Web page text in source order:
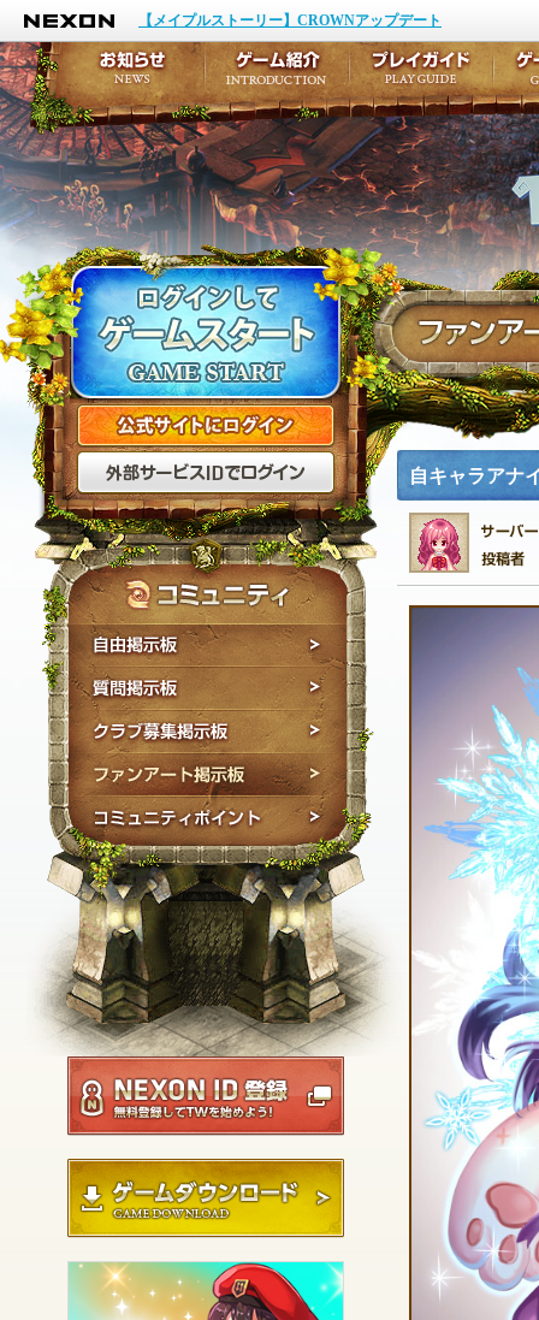
NEXON
【メイプルストーリー】CROWNアップデート
公式サイトにログイン
外部サービスIDでログ
クラブ募集掲示板
ファンアート掲示板
コミュニティポイン
NEXON ID登録
ゲームダウンロード
自キャラアナ
お知らせ
イベント
アップデート
メンテナンス
ゲーム紹介
キャラクター作成
テイルズ初級者講座
ここだけは知ってお